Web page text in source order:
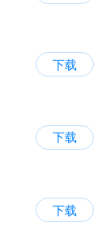
下载
下载
下载